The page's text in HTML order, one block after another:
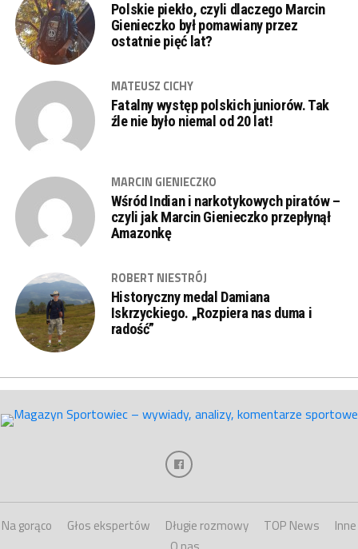
Polskie piekło, czyli dlaczego Marcin
Gienieczko był pomawiany przez
ostatnie pięć lat?
MATEUSZ CICHY
Fatalny występ polskich juniorów. Tak
źle nie było niemal od 20 lat!
MARCIN GIENIECZKO
Wśród Indian i narkotykowych piratów –
czyli jak Marcin Gienieczko przepłynął
Amazonkę
ROBERT NIESTRÓJ
Historyczny medal Damiana
Iskrzyckiego. „Rozpiera nas duma i
radość”
Na gorąco Głos ekspertów Długie rozmowy TOP News
Inne